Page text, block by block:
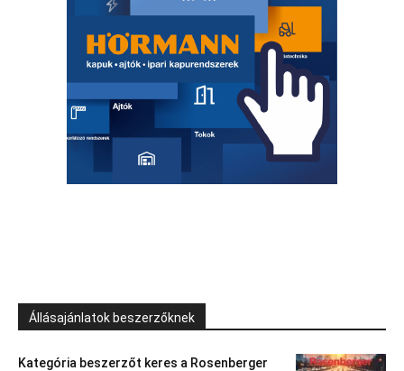
Állásajánlatok beszerzőknek
Kategória beszerzőt keres a Rosenberger